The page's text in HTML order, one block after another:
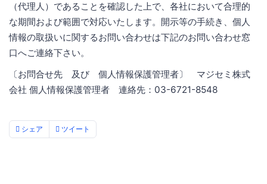
（代理人）であることを確認した上で、各社において合理的
な期間および範囲で対応いたします。開示等の手続き、個人
情報の取扱いに関するお問い合わせは下記のお問い合わせ窓
口へご連絡下さい。
〔お問合せ先 及び 個人情報保護管理者〕 マジセミ株式
会社 個人情報保護管理者 連絡先：03-6721-8548
シェア ツイート